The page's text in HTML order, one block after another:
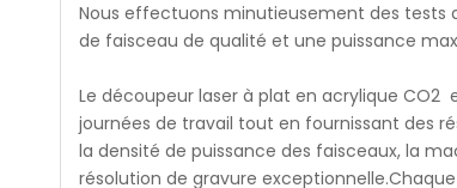
Nous effectuons minutieusement des tests
de faisceau de qualité et une puissance
Le découpeur laser à plat en acrylique
journées de travail tout en fournissant des
la densité de puissance des faisceaux, la
résolution de gravure